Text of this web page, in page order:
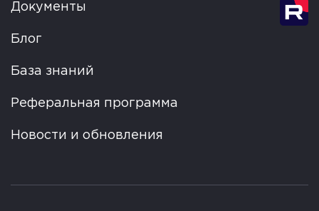
Документы
Блог
База знаний
Реферальная программа
Новости и обновления